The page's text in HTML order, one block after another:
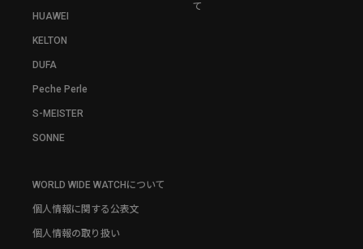
HUAWEI
KELTON
DUFA
Peche Perle
S-MEISTER
SONNE
て
WORLD WIDE WATCHについて
個人情報に関する公表文
個人情報の取り扱い